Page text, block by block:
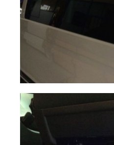
Barras de Techo
Multivan T6